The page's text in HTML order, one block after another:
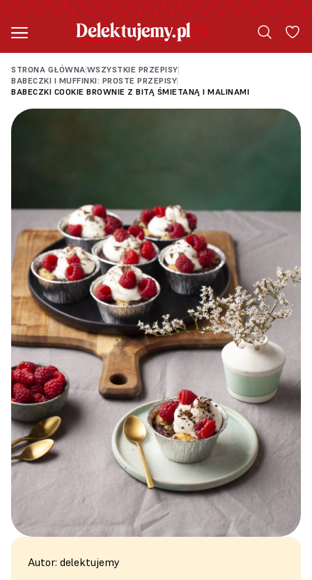
STRONA GŁÓWNA|WSZYSTKIE PRZEPISY|
BABECZKI I MUFFINKI: PROSTE PRZEPISY|
BABECZKI COOKIE BROWNIE Z BITĄ ŚMIETANĄ I MALINAMI
Autor: delektujemy